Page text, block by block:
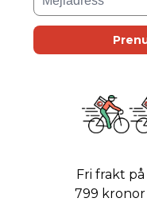
Fri frakt
799 kronor